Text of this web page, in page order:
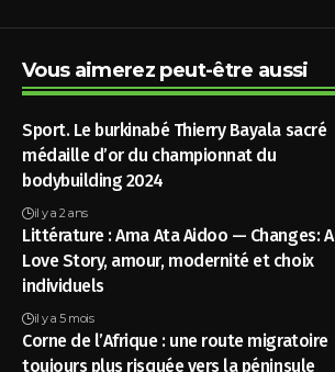
Vous aimerez peut-être aussi
Sport. Le burkinabé Thierry Bayala sacré
médaille d’or du championnat du
bodybuilding 2024
il y a 2 ans
Littérature : Ama Ata Aidoo — Changes: A
Love Story, amour, modernité et choix
individuels
il y a 5 mois
Corne de l’Afrique : une route migratoire
toujours plus risquée vers la péninsule